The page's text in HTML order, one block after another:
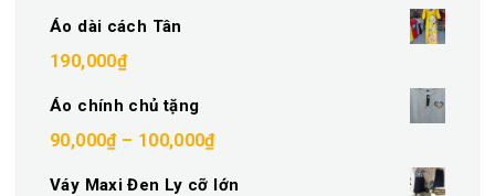
Áo dài cách Tân
190,000₫
Áo chính chủ tặng
90,000₫ – 100,000₫Khoảng
giá:
Váy Maxi Đen Ly cỡ lớn